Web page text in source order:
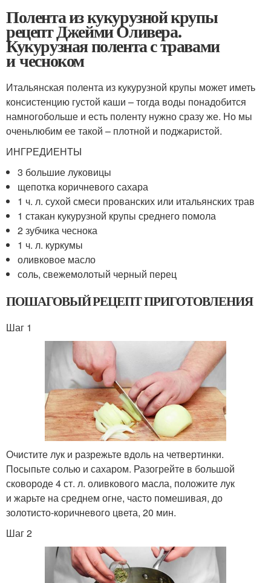
Полента из кукурузной крупы
рецепт Джейми Оливера.
Кукурузная полента с травами
и чесноком
Итальянская полента из кукурузной крупы может иметь
консистенцию густой каши – тогда воды понадобится
намногобольше и есть поленту нужно сразу же. Но мы
оченьлюбим ее такой – плотной и поджаристой.
ИНГРЕДИЕНТЫ
3 большие луковицы
щепотка коричневого сахара
1 ч. л. сухой смеси прованских или итальянских трав
1 стакан кукурузной крупы среднего помола
2 зубчика чеснока
1 ч. л. куркумы
оливковое масло
соль, свежемолотый черный перец
ПОШАГОВЫЙ РЕЦЕПТ ПРИГОТОВЛЕНИЯ
Шаг 1
Очистите лук и разрежьте вдоль на четвертинки.
Посыпьте солью и сахаром. Разогрейте в большой
сковороде 4 ст. л. оливкового масла, положите лук
и жарьте на среднем огне, часто помешивая, до
золотисто-коричневого цвета, 20 мин.
Шаг 2